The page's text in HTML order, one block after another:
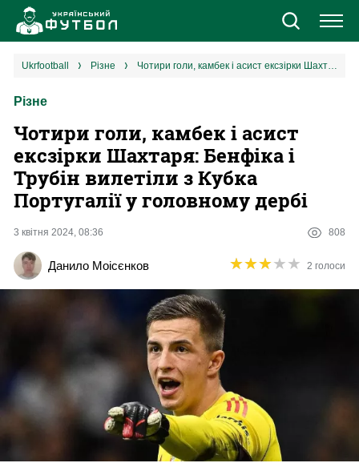
Новини
Єврокубки
УПЛ
Різне
Букмекери
Казино
ukrfootball різне Чотири голи, камбек і асист ексзірки Шахтаря: Бенфіка і Трубін вилетіли з Кубка Португалії у головному дербі
Різне
Чотири голи, камбек і асист
ексзірки Шахтаря: Бенфіка і
Трубін вилетіли з Кубка
Португалії у головному дербі
3 квітня 2024, 08:36 808
Данило Моісєнков ★★★★★
★★★★★ 2 голоси